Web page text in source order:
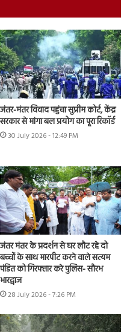
जंतर-मंतर विवाद पहुंचा सुप्रीम कोर्ट, केंद्र
सरकार से मांगा बल प्रयोग का पूरा रिकॉर्ड
30 July 2026 - 12:49 PM
जंतर मंतर के प्रदर्शन से घर लौट रहे दो
बच्चों के साथ मारपीट करने वाले सत्यम
पंडित को गिरफ्तार करे पुलिस- सौरभ
भारद्वाज
28 July 2026 - 7:26 PM